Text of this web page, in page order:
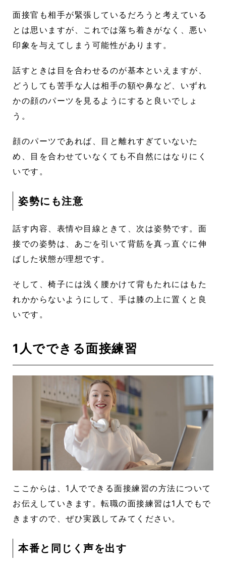
面接官も相手が緊張しているだろうと考えている
とは思いますが、これでは落ち着きがなく、悪い
印象を与えてしまう可能性があります。
話すときは目を合わせるのが基本といえますが、
どうしても苦手な人は相手の額や鼻など、いずれ
かの顔のパーツを見るようにすると良いでしょ
う。
顔のパーツであれば、目と離れすぎていないた
め、目を合わせていなくても不自然にはなりにく
いです。
姿勢にも注意
話す内容、表情や目線ときて、次は姿勢です。面
接での姿勢は、あごを引いて背筋を真っ直ぐに伸
ばした状態が理想です。
そして、椅子には浅く腰かけて背もたれにはもた
れかからないようにして、手は膝の上に置くと良
いです。
1人でできる面接練習
ここからは、1人でできる面接練習の方法について
お伝えしていきます。転職の面接練習は1人でもで
きますので、ぜひ実践してみてください。
本番と同じく声を出す